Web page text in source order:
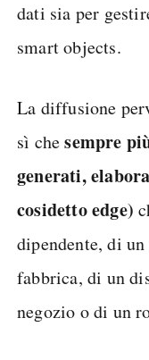
dati sia per
smart objects.
La diffusione
sì chesempre
generati,
cosidetto edge)
dipendente, di
fabbrica, di un
negozio o di un